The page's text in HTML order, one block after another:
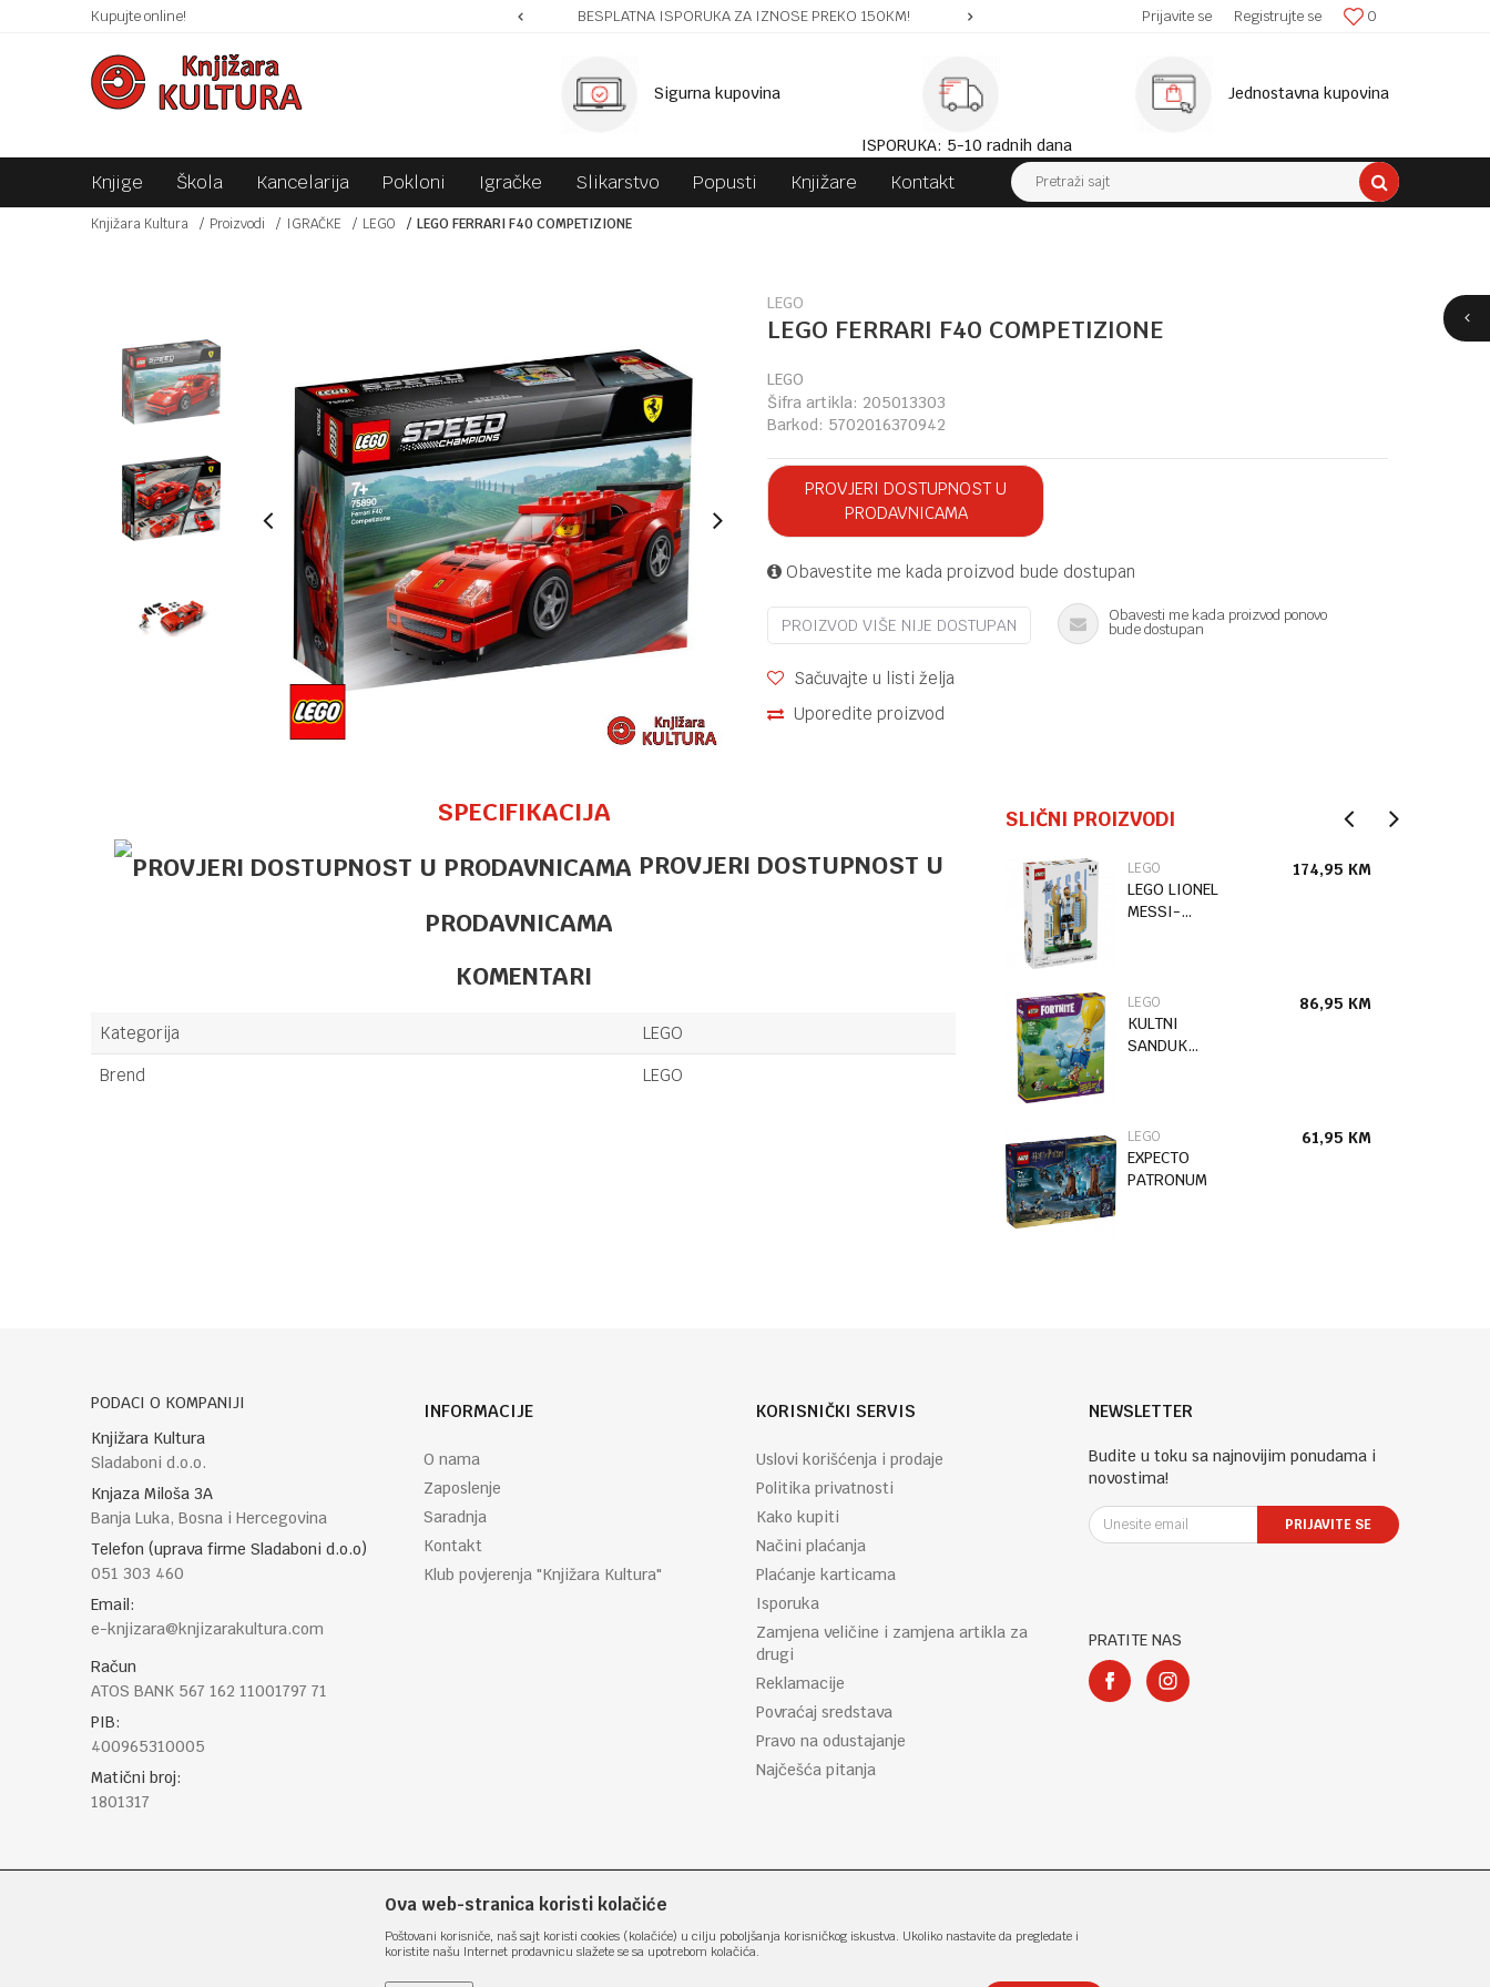
Kupujte online!SIGURNO PLAĆANJE PLATNIM KARTICAMA! BESPLATNA ISPORUKA ZA IZNOSE PREKO 150KM! SIGURNA ISPORUKA! 0
Prijavite se Registrujte se
Sigurna kupovina
ISPORUKA: 5-10 radnih dana
Jednostavna kupovina
Knjige Škola Kancelarija Pokloni Igračke Slikarstvo Popusti Knjižare Kontakt Pretraži sajt
Knjižara Kultura Proizvodi IGRAČKE LEGO LEGO FERRARI F40 COMPETIZIONE
LEGO
LEGO FERRARI F40 COMPETIZIONE
LEGO
Šifra artikla: 205013303
Barkod: 5702016370942
PROVJERI DOSTUPNOST U
PRODAVNICAMA
Obavestite me kada proizvod bude dostupan
PROIZVOD VIŠE NIJE DOSTUPAN
Obavesti me kada proizvod ponovo
bude dostupan
Sačuvajte u listi želja
Uporedite proizvod
SPECIFIKACIJA
PROVJERI DOSTUPNOST U
PRODAVNICAMA
KOMENTARI
Kategorija
LEGO
Brend
LEGO
SLIČNI PROIZVODI
LEGO 154,95 LEGO
LEGO LIONEL
MESSI-
174,95 KM
LEGO
KULTNI
SANDUK
86,95 KM
LEGO
EXPECTO
PATRONUM
61,95 KM
PODACI O KOMPANIJI
Knjižara Kultura
Sladaboni d.o.o.
Knjaza Miloša 3A
Banja Luka, Bosna i Hercegovina
Telefon (uprava firme Sladaboni d.o.o)
051 303 460
Email:
e-knjizara@knjizarakultura.com
Račun
ATOS BANK 567 162 11001797 71
PIB:
400965310005
Matični broj:
1801317
INFORMACIJE
O nama
Zaposlenje
Saradnja
Kontakt
Klub povjerenja "Knjižara Kultura"
KORISNIČKI SERVIS
Uslovi korišćenja i prodaje
Politika privatnosti
Kako kupiti
Načini plaćanja
Plaćanje karticama
Isporuka
Zamjena veličine i zamjena artikla za
drugi
Reklamacije
Povraćaj sredstava
Pravo na odustajanje
Najčešća pitanja
NEWSLETTER
Budite u toku sa najnovijim ponudama i
novostima!
PRIJAVITE SE
PRATITE NAS
Ova web-stranica koristi kolačiće
Poštovani korisniče, naš sajt koristi cookies (kolačiće) u cilju poboljšanja korisničkog iskustva. Ukoliko nastavite da pregledate i
koristite našu Internet prodavnicu slažete se sa upotrebom kolačića.